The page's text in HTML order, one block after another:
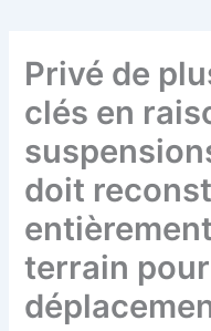
Privé de
clés en
doit
terrain